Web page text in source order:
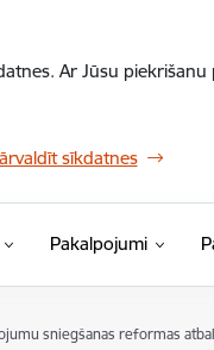
Ar Jūsu
sīkdatnes
Pakalpojumi
sniegšanas reformas